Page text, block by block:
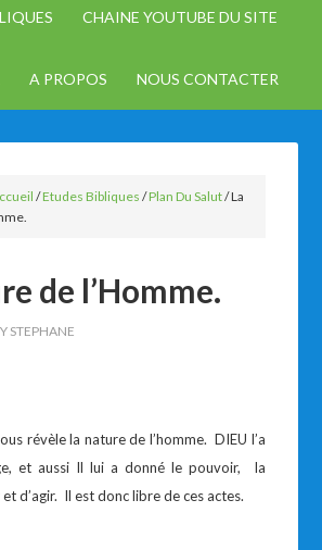
CHAINE YOUTUBE DU SITE
A PROPOS NOUS CONTACTER
/Etudes Bibliques /Plan Du Salut/La
de l’Homme.
STEPHANE
révèle la nature de l’homme. DIEU l’a
et aussi Il lui a donné le pouvoir, la
d’agir. Il est donc libre de ces actes.